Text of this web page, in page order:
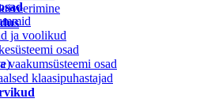
ja voolikud
osad
vaakumsüsteemi osad
klaasipuhastajad